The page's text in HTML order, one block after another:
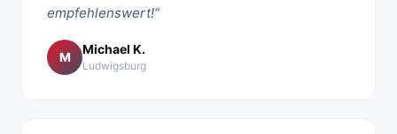
empfehlenswert!“
M
Michael K.
Ludwigsburg